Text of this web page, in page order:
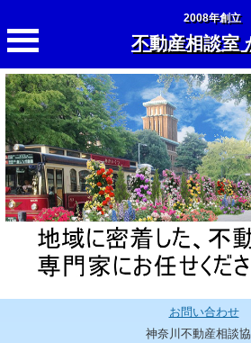
2008年創立
不動産相談室
お問い合わせ
神奈川不動産相談